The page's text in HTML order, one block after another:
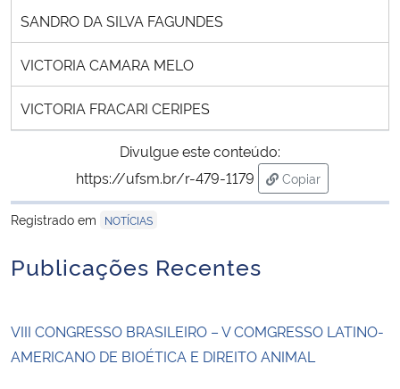
SANDRO DA SILVA FAGUNDES
VICTORIA CAMARA MELO
VICTORIA FRACARI CERIPES
Divulgue este conteúdo:
https://ufsm.br/r-479-1179
Copiar
para área de
Registrado em
NOTÍCIAS
Publicações Recentes
VIII CONGRESSO BRASILEIRO – V COMGRESSO LATINO-
AMERICANO DE BIOÉTICA E DIREITO ANIMAL